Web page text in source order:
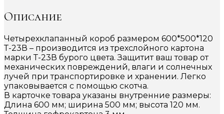
Описание
Четырехклапанный короб размером 600*500*120
Т-23В – производится из трехслойного картона
марки Т-23В бурого цвета. Защитит ваш товар от
механических повреждений, влаги и солнечных
лучей при транспортировке и хранении. Легко
упаковывается с помощью скотча.
В карточке товара указаны внутренние размеры:
Длина 600 мм; ширина 500 мм; высота 120 мм.